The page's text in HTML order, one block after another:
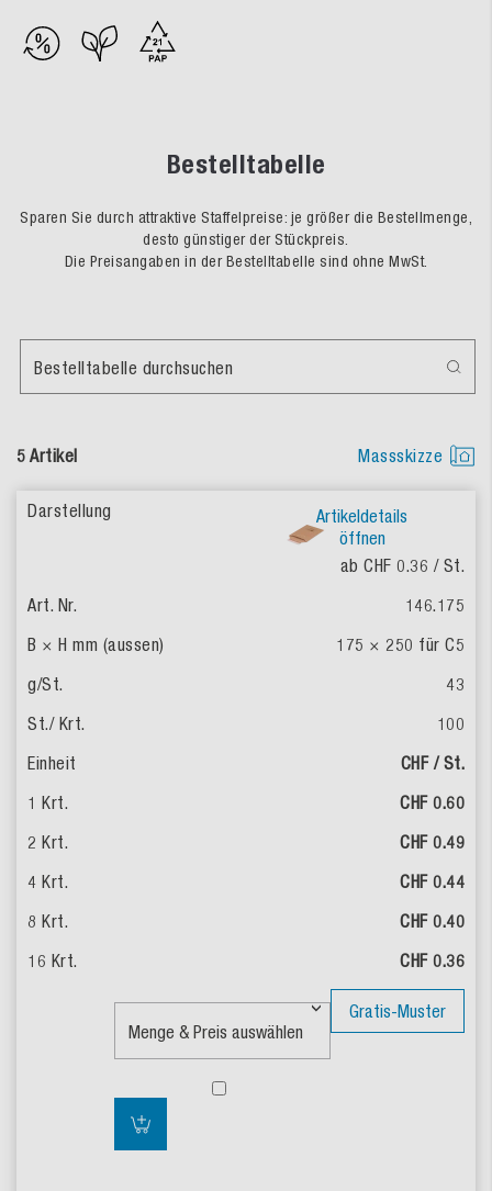
Bestelltabelle
Sparen Sie durch attraktive Staffelpreise: je größer die Bestellmenge,
desto günstiger der Stückpreis.
Die Preisangaben in der Bestelltabelle sind ohne MwSt.
5 Artikel Massskizze
Bestelltabelle durchsuchen
Artikeldetails
öffnen
ab CHF 0.36 / St.
146.175
175 × 250 für C5
43
100
CHF / St.
CHF 0.60
CHF 0.49
CHF 0.44
CHF 0.40
CHF 0.36
Gratis-Muster